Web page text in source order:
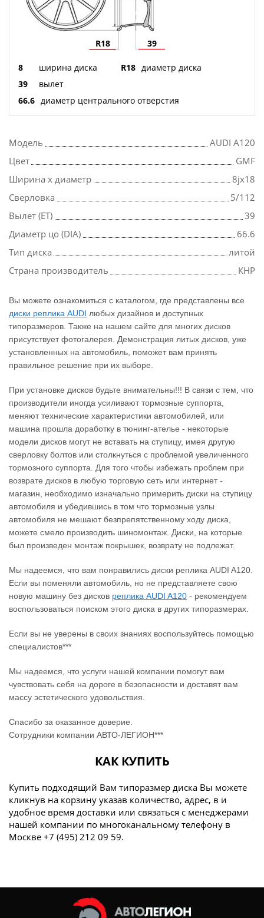
R18 39
8 ширина диска R18 диаметр диска
39
вылет
66.6 диаметр центрального отверстия
Модель
AUDI A120
Цвет
GMF
Ширина х диаметр
8jx18
Сверловка
5/112
Вылет (ET)
39
Диаметр цо (DIA)
66.6
Тип диска
литой
Страна производитель
КНР
Вы можете ознакомиться с каталогом, где представлены все
диски реплика AUDI любых дизайнов и доступных
типоразмеров. Также на нашем сайте для многих дисков
присутствует фотогалерея. Демонстрация литых дисков, уже
установленных на автомобиль, поможет вам принять
правильное решение при их выборе.
При установке дисков будьте внимательны!!! В связи с тем, что
производители иногда усиливают тормозные суппорта,
меняют технические характеристики автомобилей, или
машина прошла доработку в тюнинг-ателье - некоторые
модели дисков могут не вставать на ступицу, имея другую
сверловку болтов или столкнуться с проблемой увеличенного
тормозного суппорта. Для того чтобы избежать проблем при
возврате дисков в любую торговую сеть или интернет -
магазин, необходимо изначально примерить диски на ступицу
автомобиля и убедившись в том что тормозные узлы
автомобиля не мешают безпрепятственному ходу диска,
можете смело производить шиномонтаж. Диски, на которые
был произведен монтаж покрышек, возврату не подлежат.
Мы надеемся, что вам понравились диски реплика AUDI A120.
Если вы поменяли автомобиль, но не представляете свою
новую машину без дисков реплика AUDI A120 ‐ рекомендуем
воспользоваться поиском этого диска в других типоразмерах.
Если вы не уверены в своих знаниях воспользуйтесь помощью
специалистов***
Мы надеемся, что услуги нашей компании помогут вам
чувствовать себя на дороге в безопасности и доставят вам
массу эстетического удовольствия.
Спасибо за оказанное доверие.
Сотрудники компании АВТО-ЛЕГИОН***
КАК КУПИТЬ
Купить подходящий Вам типоразмер диска Вы можете
кликнув на корзину указав количество, адрес, в и
удобное время доставки или связаться с менеджерами
нашей компании по многоканальному телефону в
Москве +7 (495) 212 09 59.